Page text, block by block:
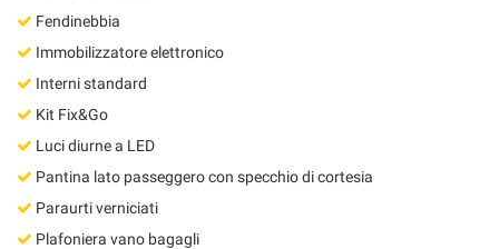
Fendinebbia
Immobilizzatore elettronico
Interni standard
Kit Fix&Go
Luci diurne a LED
Pantina lato passeggero con specchio di cortesia
Paraurti verniciati
Plafoniera vano bagagli